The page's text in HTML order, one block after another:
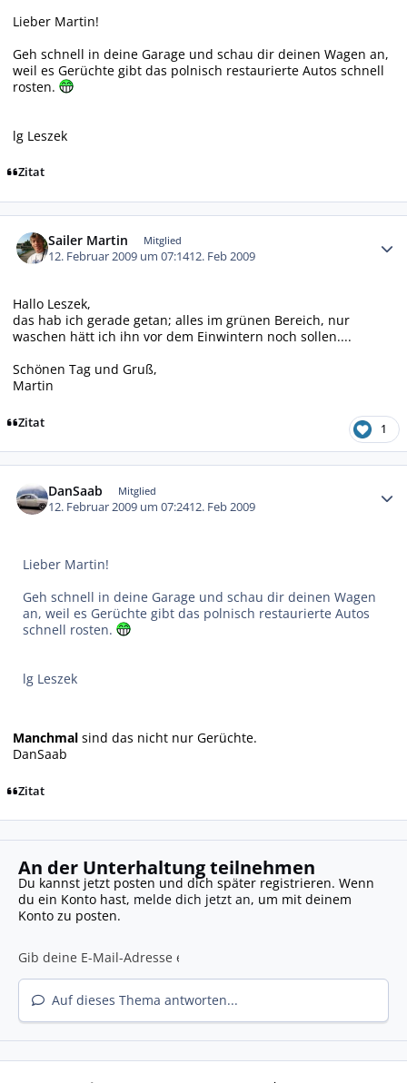
Lieber Martin!
Geh schnell in deine Garage und schau dir deinen Wagen an,
weil es Gerüchte gibt das polnisch restaurierte Autos schnell
rosten.
lg Leszek
Zitat
Sailer Martin Mitglied
12. Februar 2009 um 07:1412. Feb 2009
Hallo Leszek,
das hab ich gerade getan; alles im grünen Bereich, nur
waschen hätt ich ihn vor dem Einwintern noch sollen....
Schönen Tag und Gruß,
Martin
Zitat 1
DanSaab Mitglied
12. Februar 2009 um 07:2412. Feb 2009
Lieber Martin!
Geh schnell in deine Garage und schau dir deinen Wagen
an, weil es Gerüchte gibt das polnisch restaurierte Autos
schnell rosten.
lg Leszek
Manchmal sind das nicht nur Gerüchte.
DanSaab
Zitat
An der Unterhaltung teilnehmen
Du kannst jetzt posten und dich später registrieren. Wenn
du ein Konto hast, melde dich jetzt an, um mit deinem
Konto zu posten.
Auf dieses Thema antworten...